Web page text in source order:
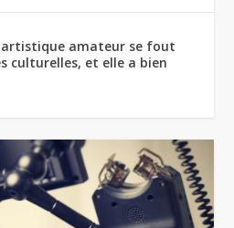
artistique amateur se fout
culturelles, et elle a bien